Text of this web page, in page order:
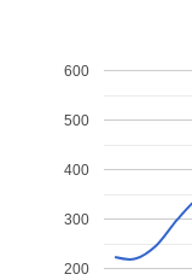
200
300
400
500
600